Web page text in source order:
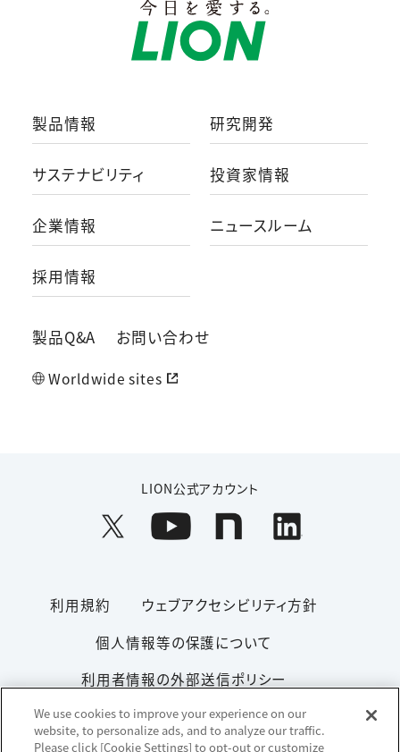
製品情報 研究開発
サステナビリティ 投資家情報
企業情報 ニュースルーム
採用情報
製品Q&A お問い合わせ
Worldwide sites
LION公式アカウント
利用規約
ウェブアクセシビリティ方針
個人情報等の保護について
利用者情報の外部送信ポリシー
ソーシャルメディアポリシー
サイトマップ
We use cookies to improve your experience on our
website, to personalize ads, and to analyze our traffic.
Please click [Cookie Settings] to opt-out or customize